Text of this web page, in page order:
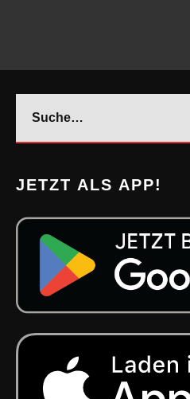
JETZT ALS APP!